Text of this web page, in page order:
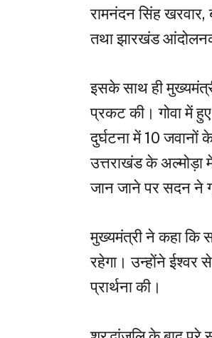
रामनंदन सिंह खरवार,
तथा झारखंड
इसके साथ ही
प्रकट की। गोवा में
दुर्घटना में 10 जवानों
उत्तराखंड के अल्मोड़ा
जान जाने पर सदन ने
मुख्यमंत्री ने कहा कि
रहेगा। उन्होंने ईश्वर
प्रार्थना की।